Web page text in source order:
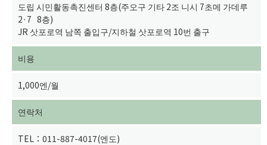
도립 시민활동촉진센터 8층(주오구 기타 2조 니시 7초메 가데루
2·7 8층)
JR 삿포로역 남쪽 출입구/지하철 삿포로역 10번 출구
비용
1,000엔/월
연락처
TEL：011-887-4017(엔도)